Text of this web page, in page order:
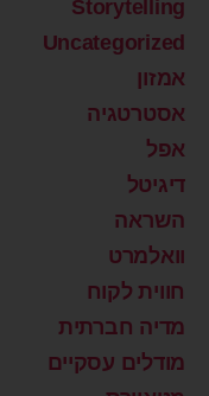
Storytelling
Uncategorized
אמזון
אסטרטגיה
אפל
דיגיטל
השראה
וואלמרט
חווית לקוח
מדיה חברתית
מודלים עסקיים